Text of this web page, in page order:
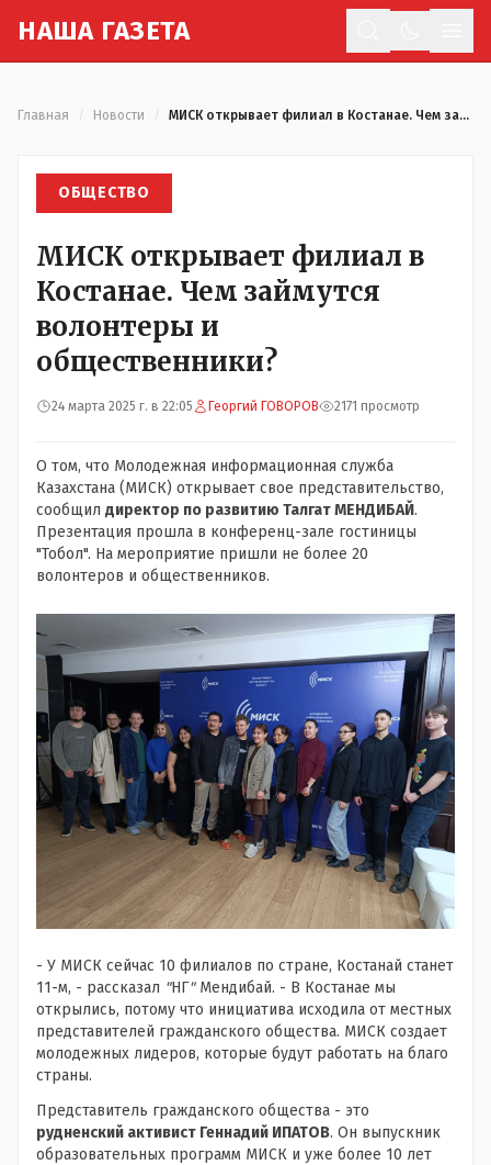
НАША ГАЗЕТА
Главная Новости МИСК открывает филиал в Костанае. Чем займутся волонтеры и общественники?
ОБЩЕСТВО
МИСК открывает филиал в
Костанае. Чем займутся
волонтеры и
общественники?
24 марта 2025 г. в 22:05 Георгий ГОВОРОВ 2171 просмотр
О том, что Молодежная информационная служба
Казахстана (МИСК) открывает свое представительство,
сообщил директор по развитию Талгат МЕНДИБАЙ.
Презентация прошла в конференц-зале гостиницы
"Тобол". На мероприятие пришли не более 20
волонтеров и общественников.
- У МИСК сейчас 10 филиалов по стране, Костанай станет
11-м, - рассказал "НГ"Мендибай. - В Костанае мы
открылись, потому что инициатива исходила от местных
представителей гражданского общества. МИСК создает
молодежных лидеров, которые будут работать на благо
страны.
Представитель гражданского общества - это
рудненский активист Геннадий ИПАТОВ. Он выпускник
образовательных программ МИСК и уже более 10 лет